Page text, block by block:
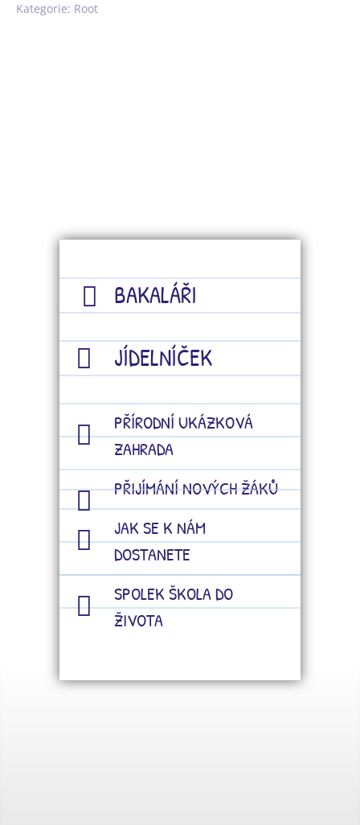
Kategorie: Root
BAKALÁŘI
JÍDELNÍČEK
PŘÍRODNÍ UKÁZKOVÁ
ZAHRADA
PŘIJÍMÁNÍ NOVÝCH ŽÁKŮ
JAK SE K NÁM
DOSTANETE
SPOLEK ŠKOLA DO
ŽIVOTA